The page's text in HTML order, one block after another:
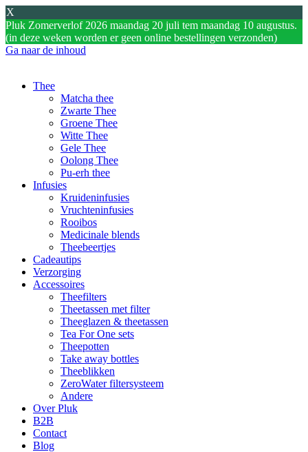
X
Pluk Zomerverlof 2026 maandag 20 juli tem maandag 10 augustus.
(in deze weken worden er geen online bestellingen verzonden)
Ga naar de inhoud
Thee
Matcha thee
Zwarte Thee
Groene Thee
Witte Thee
Gele Thee
Oolong Thee
Pu-erh thee
Infusies
Kruideninfusies
Vruchteninfusies
Rooibos
Medicinale blends
Theebeertjes
Cadeautips
Verzorging
Accessoires
Theefilters
Theetassen met filter
Theeglazen & theetassen
Tea For One sets
Theepotten
Take away bottles
Theeblikken
ZeroWater filtersysteem
Andere
Over Pluk
B2B
Contact
Blog